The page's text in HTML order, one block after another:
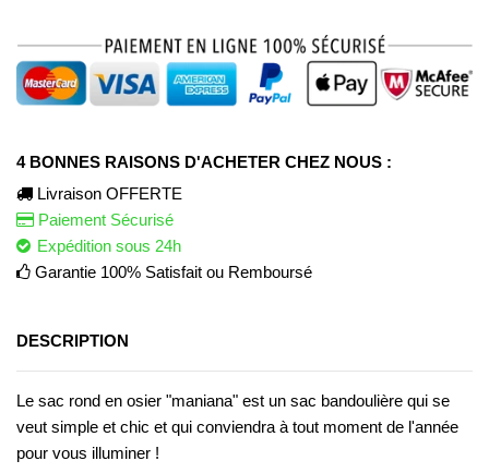
4 BONNES RAISONS D'ACHETER CHEZ NOUS :
Livraison OFFERTE
Paiement Sécurisé
Expédition sous 24h
Garantie 100% Satisfait ou Remboursé
DESCRIPTION
Le sac rond en osier "maniana" est un sac bandoulière qui se
veut simple et chic et qui conviendra à tout moment de l'année
pour vous illuminer !